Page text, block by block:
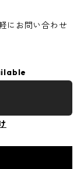
にお問い合わせ